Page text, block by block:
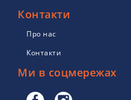
Контакти
Про нас
Контакти
Ми в соцмережах